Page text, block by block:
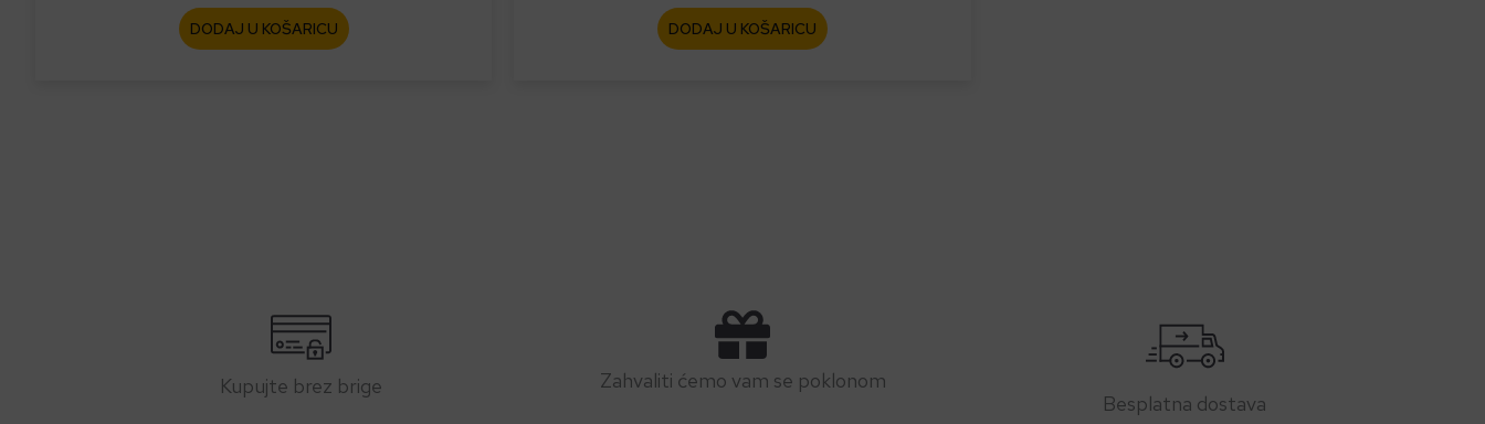
DODAJ U KOŠARICU DODAJ U KOŠARICU
Kupujte brez brige Zahvaliti ćemo vam se poklonom
Besplatna dostava